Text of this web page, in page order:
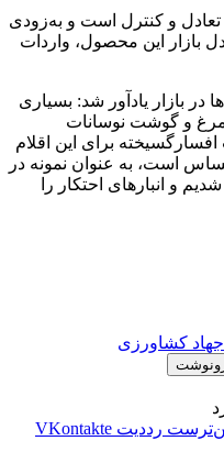
و کنترل است و به‌زودی
بازار این محصول، واردات
بازار یادآور شد: بسیاری
و گوشت نوسانات
برای این اقلام
است، به عنوان نمونه در
و انبارهای احتکار را
کشاورزی
‫رددیت ‫VKontakte